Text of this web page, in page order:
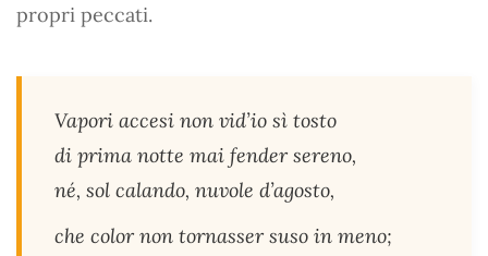
propri peccati.
Vapori accesi non vid’io sì tosto
di prima notte mai fender sereno,
né, sol calando, nuvole d’agosto,
che color non tornasser suso in meno;